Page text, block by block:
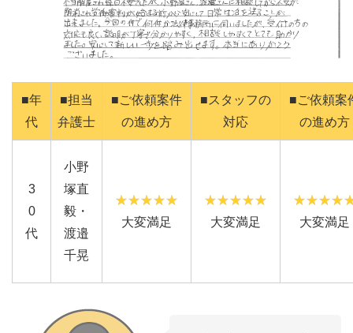
■年
代
■担当
弁護士
■ご依頼案件
の進め方
■スタッフの
対応
■ご依頼案
の進め方
3
0
代
小野
塚直
毅・
渡邉
千晃
大変満足 大変満足 大変満足